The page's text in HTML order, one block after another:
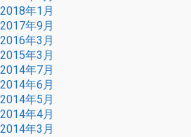
2018年1月
2017年9月
2016年3月
2015年3月
2014年7月
2014年6月
2014年5月
2014年4月
2014年3月